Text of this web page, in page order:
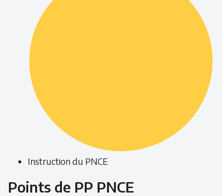
Instruction du PNCE
Points de PP PNCE